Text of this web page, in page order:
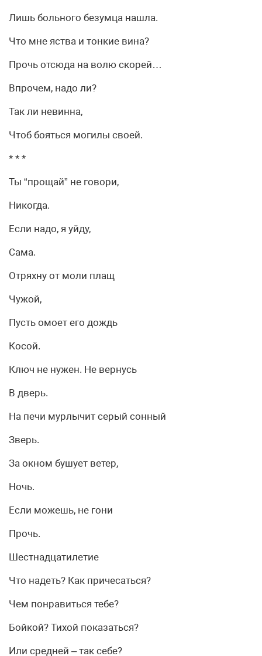
Лишь больного безумца нашла.
Что мне яства и тонкие вина?
Прочь отсюда на волю скорей…
Впрочем, надо ли?
Так ли невинна,
Чтоб бояться могилы своей.
* * *
Ты “прощай” не говори,
Никогда.
Если надо, я уйду,
Сама.
Отряхну от моли плащ
Чужой,
Пусть омоет его дождь
Косой.
Ключ не нужен. Не вернусь
В дверь.
На печи мурлычит серый сонный
Зверь.
За окном бушует ветер,
Ночь.
Если можешь, не гони
Прочь.
Шестнадцатилетие
Что надеть? Как причесаться?
Чем понравиться тебе?
Бойкой? Тихой показаться?
Или средней – так себе?